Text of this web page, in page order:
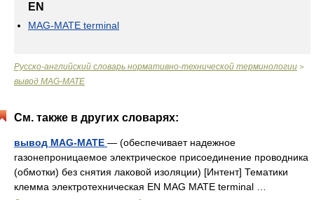
EN
MAG-MATE terminal
Русско-английский словарь нормативно-технической терминологии >
вывод MAG-MATE
См. также в других словарях:
вывод MAG-MATE — (обеспечивает надежное
газонепроницаемое электрическое присоединение проводника
(обмотки) без снятия лаковой изоляции) [Интент] Тематики
клемма электротехническая EN MAG MATE terminal …